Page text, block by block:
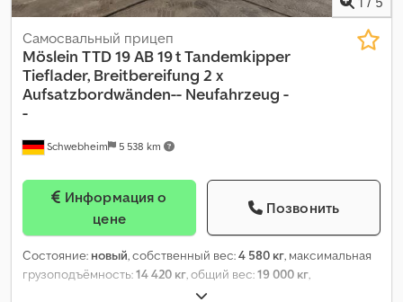
Schwebheim 5 538 km
Самосвальный прицеп
Möslein TTD 19 AB 19 t Tandemkipper
Tieflader, Breitbereifung 2 x
Aufsatzbordwänden-- Neufahrzeug -
-
цене
Позвонить
Состояние: новый, собственный вес:4 580 кг, максимальная
грузоподъёмность:14 420 кг, общий вес:19 000 кг,
, длина грузового отсека: